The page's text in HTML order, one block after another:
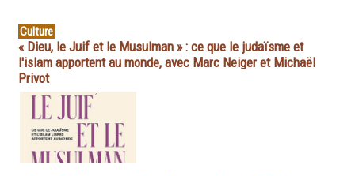
Culture
« Dieu, le Juif et le Musulman » : ce que le judaïsme et
l'islam apportent au monde, avec Marc Neiger et Michaël
Privot